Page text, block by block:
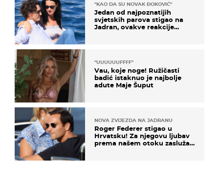
"KAO DA SU NOVAK ĐOKOVIĆ"
Jedan od najpoznatijih
svjetskih parova stigao na
Jadran, ovakve reakcije
"UUUUUUFFFF"
Vau, koje noge! Ružičasti
badić istaknuo je najbolje
adute Maje Šuput
NOVA ZVIJEZDA NA JADRANU
Roger Federer stigao u
Hrvatsku! Za njegovu ljubav
prema našem otoku zaslužan